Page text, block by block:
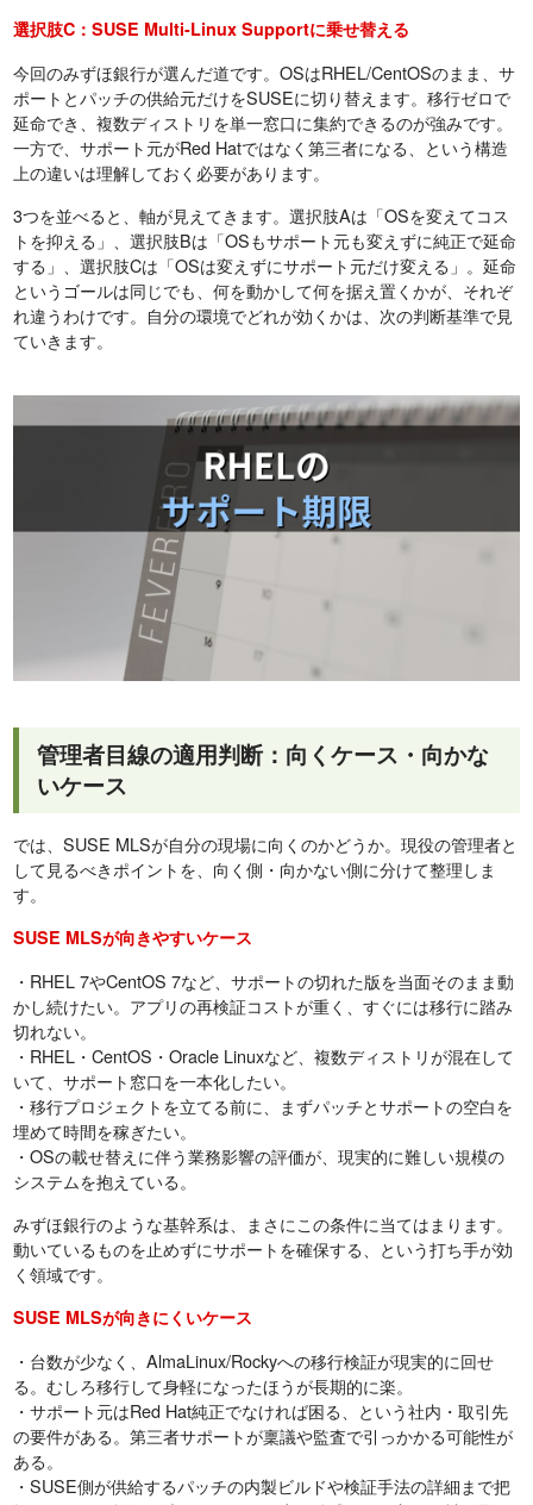
選択肢C：SUSE Multi-Linux Supportに乗せ替える
今回のみずほ銀行が選んだ道です。OSはRHEL/CentOSのまま、サ
ポートとパッチの供給元だけをSUSEに切り替えます。移行ゼロで
延命でき、複数ディストリを単一窓口に集約できるのが強みです。
一方で、サポート元がRed Hatではなく第三者になる、という構造
上の違いは理解しておく必要があります。
3つを並べると、軸が見えてきます。選択肢Aは「OSを変えてコス
トを抑える」、選択肢Bは「OSもサポート元も変えずに純正で延命
する」、選択肢Cは「OSは変えずにサポート元だけ変える」。延命
というゴールは同じでも、何を動かして何を据え置くかが、それぞ
れ違うわけです。自分の環境でどれが効くかは、次の判断基準で見
ていきます。
管理者目線の適用判断：向くケース・向かな
いケース
では、SUSE MLSが自分の現場に向くのかどうか。現役の管理者と
して見るべきポイントを、向く側・向かない側に分けて整理しま
す。
SUSE MLSが向きやすいケース
・RHEL 7やCentOS 7など、サポートの切れた版を当面そのまま動
かし続けたい。アプリの再検証コストが重く、すぐには移行に踏み
切れない。
・RHEL・CentOS・Oracle Linuxなど、複数ディストリが混在して
いて、サポート窓口を一本化したい。
・移行プロジェクトを立てる前に、まずパッチとサポートの空白を
埋めて時間を稼ぎたい。
・OSの載せ替えに伴う業務影響の評価が、現実的に難しい規模の
システムを抱えている。
みずほ銀行のような基幹系は、まさにこの条件に当てはまります。
動いているものを止めずにサポートを確保する、という打ち手が効
く領域です。
SUSE MLSが向きにくいケース
・台数が少なく、AlmaLinux/Rockyへの移行検証が現実的に回せ
る。むしろ移行して身軽になったほうが長期的に楽。
・サポート元はRed Hat純正でなければ困る、という社内・取引先
の要件がある。第三者サポートが稟議や監査で引っかかる可能性が
ある。
・SUSE側が供給するパッチの内製ビルドや検証手法の詳細まで把